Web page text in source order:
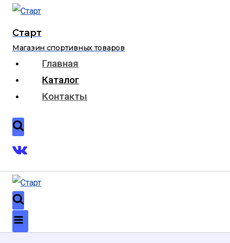
Перейти
содержимому
Старт
Магазин спортивных товаров
Главная
Каталог
Контакты